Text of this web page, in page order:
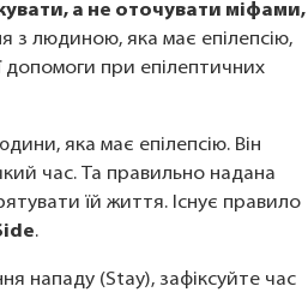
а не оточувати міфами,
з людиною, яка має епілепсію,
при епілептичних
яка має епілепсію. Він
час. Та правильно надана
їй життя. Існує правило
.
нападу (Stay), зафіксуйте час